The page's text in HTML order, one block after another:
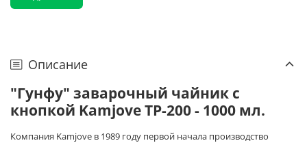
Описание
"Гунфу" заварочный чайник с
кнопкой Kamjove TP-200- 1000 мл.
Компания Kamjove в 1989 году первой начала производство